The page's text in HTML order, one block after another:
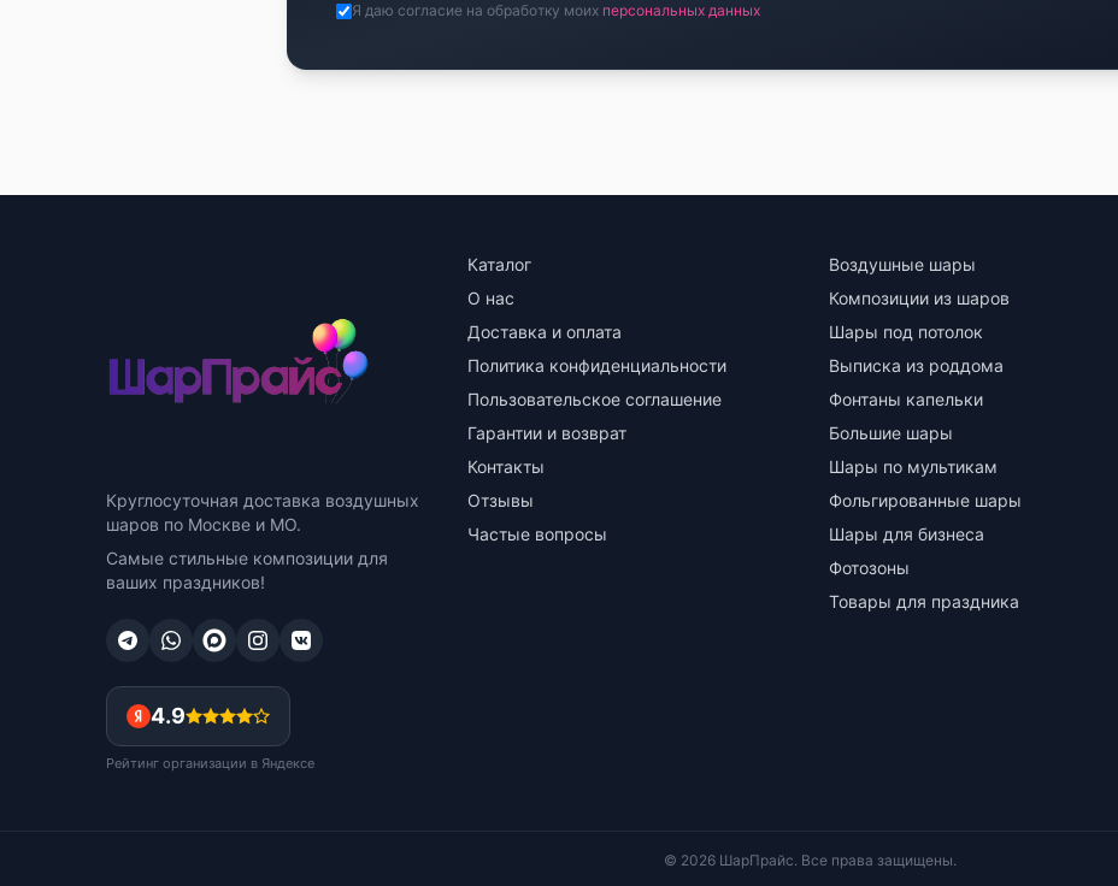
Я даю согласие на обработку моих персональных данных
Круглосуточная доставка воздушных
шаров по Москве и МО.
Самые стильные композиции для
ваших праздников!
4.9
Рейтинг организации в Яндексе
Каталог
О нас
Доставка и оплата
Политика конфиденциальности
Пользовательское соглашение
Гарантии и возврат
Контакты
Отзывы
Частые вопросы
Воздушные шары
Композиции из шаров
Шары под потолок
Выписка из роддома
Фонтаны капельки
Большие шары
Шары по мультикам
Фольгированные шары
Шары для бизнеса
Фотозоны
Товары для праздника
© 2026 ШарПрайс. Все права защищены.